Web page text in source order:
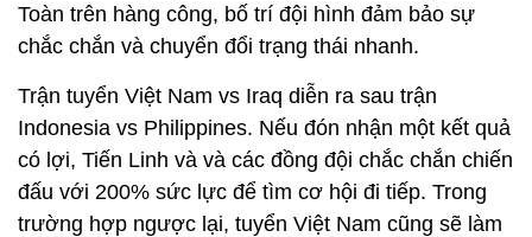
Toàn trên hàng công, bố trí đội hình đảm bảo sự
chắc chắn và chuyển đổi trạng thái nhanh.
Trận tuyển Việt Nam vs Iraq diễn ra sau trận
Indonesia vs Philippines. Nếu đón nhận một kết quả
có lợi, Tiến Linh và và các đồng đội chắc chắn chiến
đấu với 200% sức lực để tìm cơ hội đi tiếp. Trong
trường hợp ngược lại, tuyển Việt Nam cũng sẽ làm